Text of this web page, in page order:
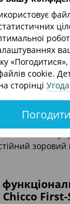
cookie.
сторінці
забезпечує
UV50+
світла;
ручки для
Chicco